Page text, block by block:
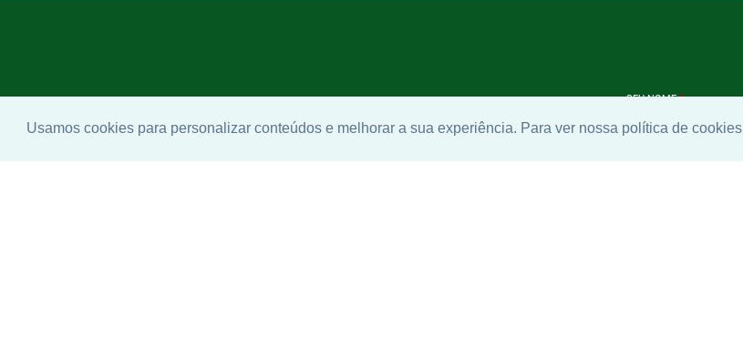
Usamos cookies para personalizar conteúdos e melhorar a sua experiência. Para ver nossa política de cookies
SEU NOME*